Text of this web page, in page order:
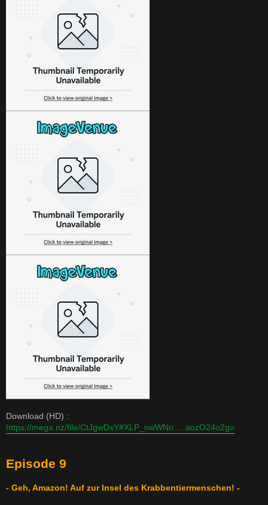
Download (HD) :
https://mega.nz/file/CtJgwDxY#XLP_nwWNo ... aozO24o2go
Episode 9
- Geh, Amazon! Auf zur Insel des Krabbentiermenschen! -